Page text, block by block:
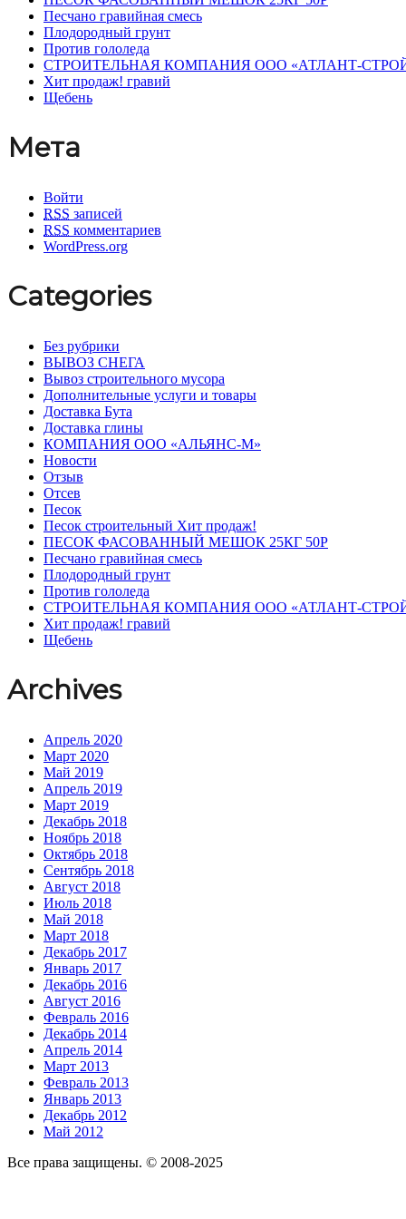
Песчано гравийная смесь
Плодородный грунт
Против гололеда
СТРОИТЕЛЬНАЯ КОМПАНИЯ ООО «АТЛАНТ-
Хит продаж! гравий
Щебень
Мета
Войти
RSS записей
RSS комментариев
WordPress.org
Categories
Без рубрики
ВЫВОЗ СНЕГА
Вывоз строительного мусора
Дополнительные услуги и товары
Доставка Бута
Доставка глины
КОМПАНИЯ ООО «АЛЬЯНС-М»
Новости
Отзыв
Отсев
Песок
Песок строительный Хит продаж!
ПЕСОК ФАСОВАННЫЙ МЕШОК 25КГ 50Р
Песчано гравийная смесь
Плодородный грунт
Против гололеда
СТРОИТЕЛЬНАЯ КОМПАНИЯ ООО «АТЛАНТ-
Хит продаж! гравий
Щебень
Archives
Апрель 2020
Март 2020
Май 2019
Апрель 2019
Март 2019
Декабрь 2018
Ноябрь 2018
Октябрь 2018
Сентябрь 2018
Август 2018
Июль 2018
Май 2018
Март 2018
Декабрь 2017
Январь 2017
Декабрь 2016
Август 2016
Февраль 2016
Декабрь 2014
Апрель 2014
Март 2013
Февраль 2013
Январь 2013
Декабрь 2012
Май 2012
Все права защищены. © 2008-2025